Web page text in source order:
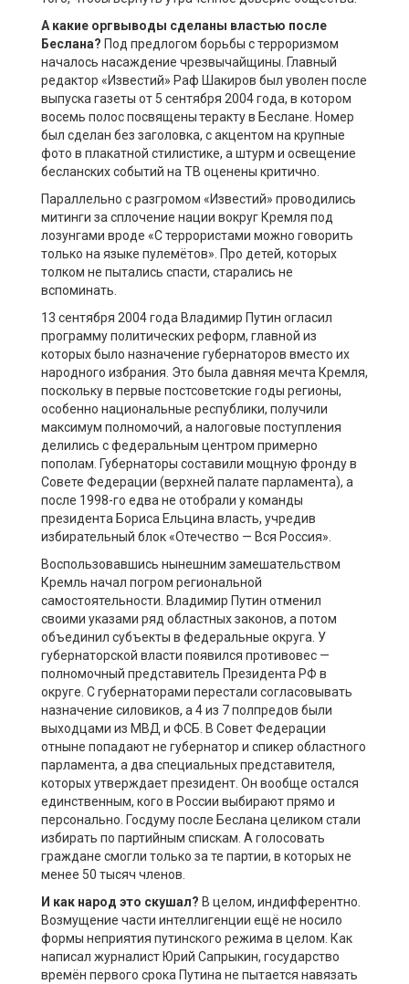
А какие оргвыводы сделаны властью после
Беслана? Под предлогом борьбы с терроризмом
началось насаждение чрезвычайщины. Главный
редактор «Известий» Раф Шакиров был уволен после
выпуска газеты от 5 сентября 2004 года, в котором
восемь полос посвящены теракту в Беслане. Номер
был сделан без заголовка, с акцентом на крупные
фото в плакатной стилистике, а штурм и освещение
бесланских событий на ТВ оценены критично.
Параллельно с разгромом «Известий» проводились
митинги за сплочение нации вокруг Кремля под
лозунгами вроде «С террористами можно говорить
только на языке пулемётов». Про детей, которых
толком не пытались спасти, старались не
вспоминать.
13 сентября 2004 года Владимир Путин огласил
программу политических реформ, главной из
которых было назначение губернаторов вместо их
народного избрания. Это была давняя мечта Кремля,
поскольку в первые постсоветские годы регионы,
особенно национальные республики, получили
максимум полномочий, а налоговые поступления
делились с федеральным центром примерно
пополам. Губернаторы составили мощную фронду в
Совете Федерации (верхней палате парламента), а
после 1998-го едва не отобрали у команды
президента Бориса Ельцина власть, учредив
избирательный блок «Отечество — Вся Россия».
Воспользовавшись нынешним замешательством
Кремль начал погром региональной
самостоятельности. Владимир Путин отменил
своими указами ряд областных законов, а потом
объединил субъекты в федеральные округа. У
губернаторской власти появился противовес —
полномочный представитель Президента РФ в
округе. С губернаторами перестали согласовывать
назначение силовиков, а 4 из 7 полпредов были
выходцами из МВД и ФСБ. В Совет Федерации
отныне попадают не губернатор и спикер областного
парламента, а два специальных представителя,
которых утверждает президент. Он вообще остался
единственным, кого в России выбирают прямо и
персонально. Госдуму после Беслана целиком стали
избирать по партийным спискам. А голосовать
граждане смогли только за те партии, в которых не
менее 50 тысяч членов.
И как народ это скушал? В целом, индифферентно.
Возмущение части интеллигенции ещё не носило
формы неприятия путинского режима в целом. Как
написал журналист Юрий Сапрыкин, государство
времён первого срока Путина не пытается навязать